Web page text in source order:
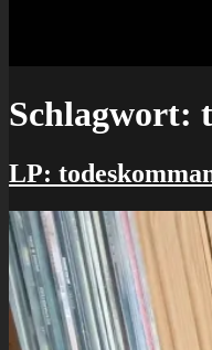
Schlagwort:
LP: